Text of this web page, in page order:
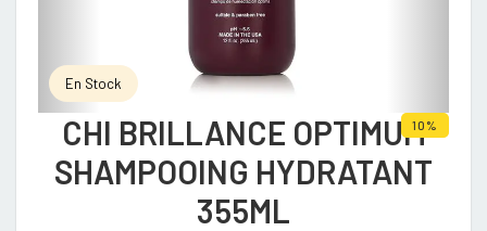
En Stock
10%
CHI BRILLANCE OPTIMUM
SHAMPOOING HYDRATANT
355ML